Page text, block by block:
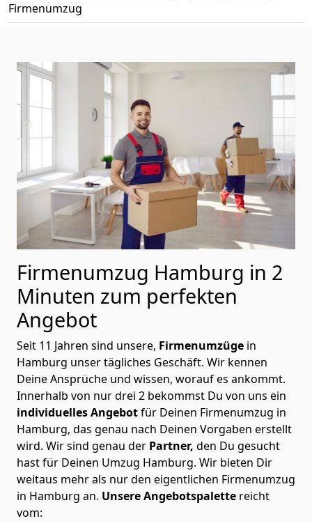
Firmenumzug
Firmenumzug Hamburg in 2
Minuten zum perfekten
Angebot
Seit 11 Jahren sind unsere, Firmenumzüge in
Hamburg unser tägliches Geschäft. Wir kennen
Deine Ansprüche und wissen, worauf es ankommt.
Innerhalb von nur drei 2 bekommst Du von uns ein
individuelles Angebotfür Deinen Firmenumzug in
Hamburg, das genau nach Deinen Vorgaben erstellt
wird. Wir sind genau der Partner, den Du gesucht
hast für Deinen Umzug Hamburg. Wir bieten Dir
weitaus mehr als nur den eigentlichen Firmenumzug
in Hamburg an. Unsere Angebotspalette reicht
vom: